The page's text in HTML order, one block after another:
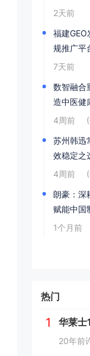
2天前
福建
规推广平
7天前
数智融合
造中医健
4周前
苏州韩迅
效稳定之
4周前
朗豪：深
赋能中国
1个月前
热门
1